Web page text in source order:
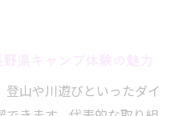
山や川遊びといったダイ